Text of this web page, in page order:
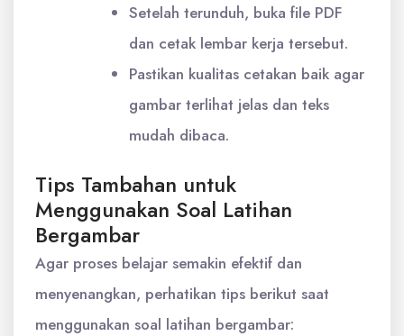
Setelah terunduh, buka file PDF
dan cetak lembar kerja tersebut.
Pastikan kualitas cetakan baik agar
gambar terlihat jelas dan teks
mudah dibaca.
Tips Tambahan untuk
Menggunakan Soal Latihan
Bergambar
Agar proses belajar semakin efektif dan
menyenangkan, perhatikan tips berikut saat
menggunakan soal latihan bergambar: